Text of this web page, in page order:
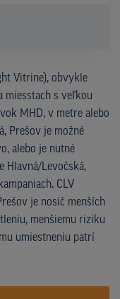
Vitrine), obvykle
miesstach s veľkou
MHD, v metre alebo
Prešov je možné
alebo je nutné
Hlavná/Levočská,
CLV
je nosič menších
menšiemu riziku
umiestneniu patrí